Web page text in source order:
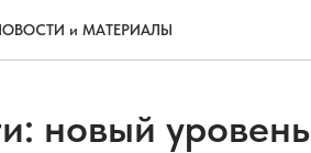
и МАТЕРИАЛЫ
новый уровень